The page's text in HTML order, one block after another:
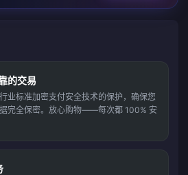
的交易
业标准加密支付安全技术的保护，确保您
完全保密。放心购物——每次都 100% 安